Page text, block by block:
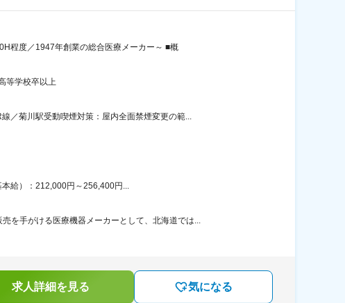
程度／1947年創業の総合医療メーカー～ ■概
等学校卒以上
／菊川駅受動喫煙対策：屋内全面禁煙変更の範...
給）：212,000円～256,400円...
を手がける医療機器メーカーとして、北海道では...
求人詳細を見る 気になる